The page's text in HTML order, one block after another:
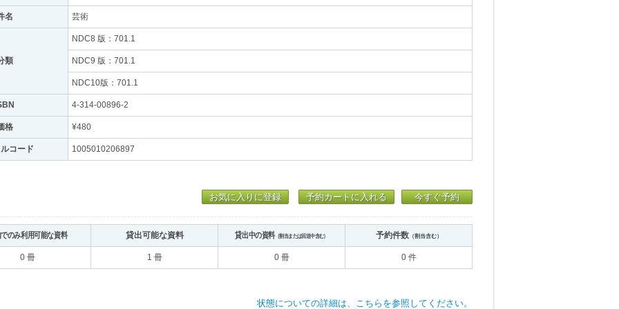
名 芸術
類
NDC8 版：701.1
NDC9 版：701.1
NDC10版：701.1
4-314-00896-2
格 ¥480
コード 1005010206897
お気に入りに登録 予約カートに入れる 今すぐ予約
のみ利用可能な資料 貸出可能な資料 貸出中の資料（割当または回送中含む） 予約件数（割当含む）
0 冊 1 冊 0 冊 0 件
状態についての詳細は、こちらを参照してください。